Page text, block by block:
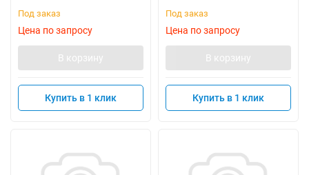
Под заказ
Цена по запросу
В корзину
Купить в 1 клик
Под заказ
Цена по запросу
В корзину
Купить в 1 клик